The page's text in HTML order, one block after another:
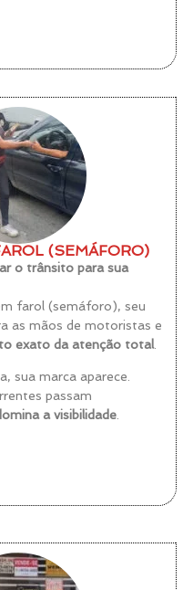
(SEMÁFORO)
o trânsito para sua
farol (semáforo), seu
as mãos de motoristas e
exato da atenção total.
sua marca aparece.
passam
a visibilidade.